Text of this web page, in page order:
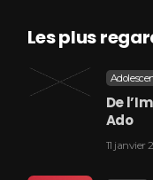
Les plus
De
Ado
11 janvier